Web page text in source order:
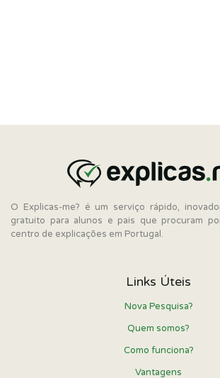
O Explicas-me? é um serviço rápido,
gratuito para alunos e pais que procuram
centro de explicações em Portugal.
Links Úteis
Nova Pesquisa?
Quem somos?
Como funciona?
Vantagens